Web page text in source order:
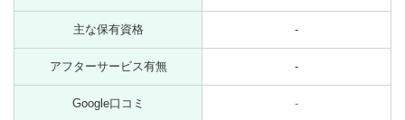
主な保有資格 -
アフターサービス有無 -
Google口コミ -